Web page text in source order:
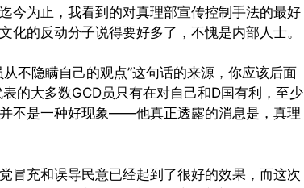
今为止，我看到的对真理部宣传控制手法的最好
的反动分子说得要好多了，不愧是内部人士。
不隐瞒自己的观点”这句话的来源，你应该后面
的大多数GCD员只有在对自己和D国有利，至少
不是一种好现象——他真正透露的消息是，真理
冒充和误导民意已经起到了很好的效果，而这次